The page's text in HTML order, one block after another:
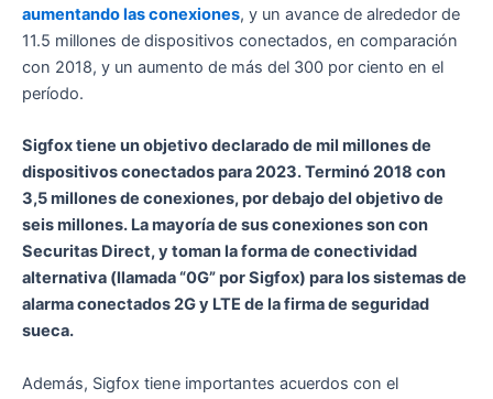
aumentando las conexiones, y un avance de alrededor de
11.5 millones de dispositivos conectados, en comparación
con 2018, y un aumento de más del 300 por ciento en el
período.
Sigfox tiene un objetivo declarado de mil millones de
dispositivos conectados para 2023. Terminó 2018 con
3,5 millones de conexiones, por debajo del objetivo de
seis millones. La mayoría de sus conexiones son con
Securitas Direct, y toman la forma de conectividad
alternativa (llamada “0G” por Sigfox) para los sistemas de
alarma conectados 2G y LTE de la firma de seguridad
sueca.
Además, Sigfox tiene importantes acuerdos con el